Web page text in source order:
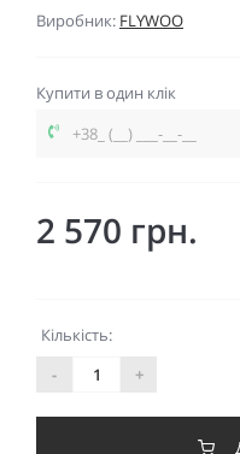
Виробник: FLYWOO
Купити в один клік
2 570 грн.
Кількість:
-
+